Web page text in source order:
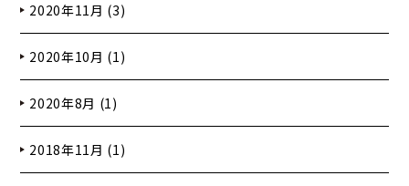
2020年11月 (3)
2020年10月 (1)
2020年8月 (1)
2018年11月 (1)